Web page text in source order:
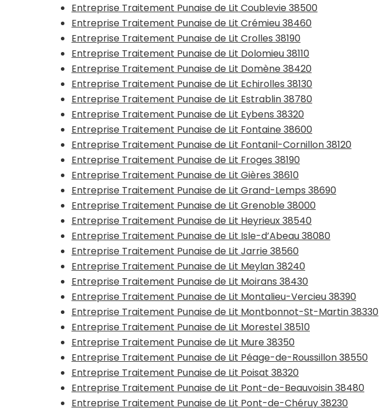
Entreprise Traitement Punaise de Lit Coublevie 38500
Entreprise Traitement Punaise de Lit Crémieu 38460
Entreprise Traitement Punaise de Lit Crolles 38190
Entreprise Traitement Punaise de Lit Dolomieu 38110
Entreprise Traitement Punaise de Lit Domène 38420
Entreprise Traitement Punaise de Lit Echirolles 38130
Entreprise Traitement Punaise de Lit Estrablin 38780
Entreprise Traitement Punaise de Lit Eybens 38320
Entreprise Traitement Punaise de Lit Fontaine 38600
Entreprise Traitement Punaise de Lit Fontanil-Cornillon 38120
Entreprise Traitement Punaise de Lit Froges 38190
Entreprise Traitement Punaise de Lit Gières 38610
Entreprise Traitement Punaise de Lit Grand-Lemps 38690
Entreprise Traitement Punaise de Lit Grenoble 38000
Entreprise Traitement Punaise de Lit Heyrieux 38540
Entreprise Traitement Punaise de Lit Isle-d’Abeau 38080
Entreprise Traitement Punaise de Lit Jarrie 38560
Entreprise Traitement Punaise de Lit Meylan 38240
Entreprise Traitement Punaise de Lit Moirans 38430
Entreprise Traitement Punaise de Lit Montalieu-Vercieu 38390
Entreprise Traitement Punaise de Lit Montbonnot-St-Martin 38330
Entreprise Traitement Punaise de Lit Morestel 38510
Entreprise Traitement Punaise de Lit Mure 38350
Entreprise Traitement Punaise de Lit Péage-de-Roussillon 38550
Entreprise Traitement Punaise de Lit Poisat 38320
Entreprise Traitement Punaise de Lit Pont-de-Beauvoisin 38480
Entreprise Traitement Punaise de Lit Pont-de-Chéruy 38230